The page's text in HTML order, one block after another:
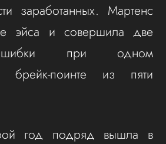
заработанных. Мартенс
эйса и совершила две
при одном
брейк-поинте из пяти
год подряд вышла в